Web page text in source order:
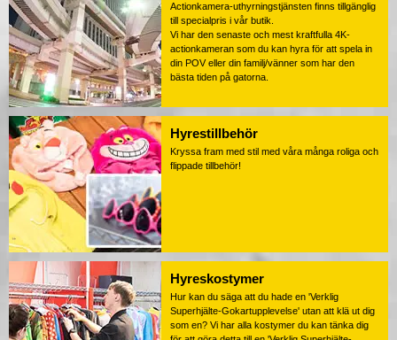
Actionkamera-uthyrningstjänsten finns tillgänglig
till specialpris i vår butik.
Vi har den senaste och mest kraftfulla 4K-
actionkameran som du kan hyra för att spela in
din POV eller din familj/vänner som har den
bästa tiden på gatorna.
Hyrestillbehör
Kryssa fram med stil med våra många roliga och
flippade tillbehör!
Hyreskostymer
Hur kan du säga att du hade en 'Verklig
Superhjälte-Gokartupplevelse' utan att klä ut dig
som en? Vi har alla kostymer du kan tänka dig